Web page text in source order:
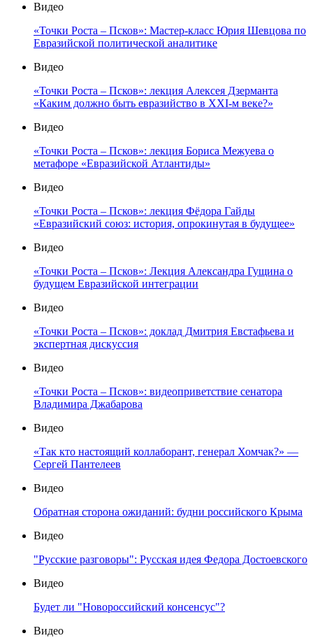
Видео
«Точки Роста – Псков»: Мастер-класс Юрия Шевцова по
Евразийской политической аналитике
Видео
«Точки Роста – Псков»: лекция Алексея Дзерманта
«Каким должно быть евразийство в XXI-м веке?»
Видео
«Точки Роста – Псков»: лекция Бориса Межуева о
метафоре «Евразийской Атлантиды»
Видео
«Точки Роста – Псков»: лекция Фёдора Гайды
«Евразийский союз: история, опрокинутая в будущее»
Видео
«Точки Роста – Псков»: Лекция Александра Гущина о
будущем Евразийской интеграции
Видео
«Точки Роста – Псков»: доклад Дмитрия Евстафьева и
экспертная дискуссия
Видео
«Точки Роста – Псков»: видеоприветствие сенатора
Владимира Джабарова
Видео
«Так кто настоящий коллаборант, генерал Хомчак?» —
Сергей Пантелеев
Видео
Обратная сторона ожиданий: будни российского Крыма
Видео
"Русские разговоры": Русская идея Федора Достоевского
Видео
Будет ли "Новороссийский консенсус"?
Видео